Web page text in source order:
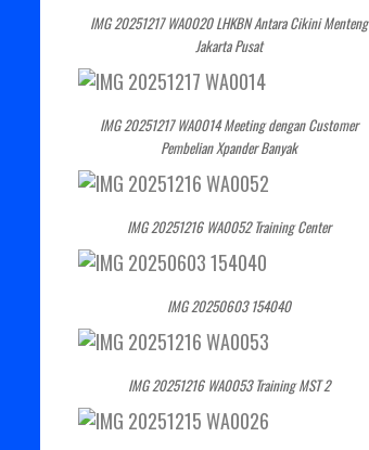
IMG 20251217 WA0020 LHKBN Antara Cikini Menteng
Jakarta Pusat
IMG 20251217 WA0014 Meeting dengan Customer
Pembelian Xpander Banyak
IMG 20251216 WA0052 Training Center
IMG 20250603 154040
IMG 20251216 WA0053 Training MST 2